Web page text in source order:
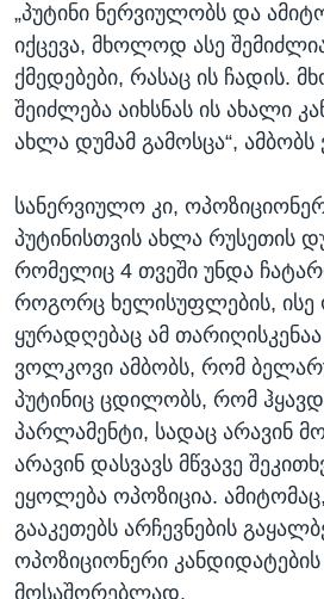
„პუტინი ნერვიულობს და
იქცევა, მხოლოდ ასე შემიძლია
ქმედებები, რასაც ის ჩადის.
შეიძლება აიხსნას ის ახალი
ახლა დუმამ გამოსცა“,
სანერვიულო კი,
პუტინისთვის ახლა რუსეთის
რომელიც 4 თვეში უნდა
როგორც ხელისუფლების, ისე
ყურადღებაც ამ
ვოლკოვი ამბობს, რომ
პუტინიც ცდილობს, რომ
პარლამენტი, სადაც არავინ
არავინ დასვავს მწვავე
ეყოლება ოპოზიცია.
გააკეთებს არჩევნების
ოპოზიციონერი
მოსაშორებლად.